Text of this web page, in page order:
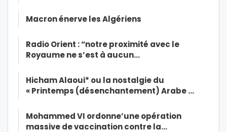
Macron énerve les Algériens
Radio Orient : “notre proximité avec le
Royaume ne s’est à aucun…
Hicham Alaoui* ou la nostalgie du
« Printemps (désenchantement) Arabe …
Mohammed VI ordonne’une opération
massive de vaccination contre la…